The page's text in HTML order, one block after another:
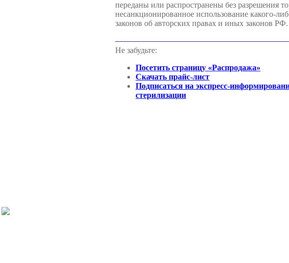
переданы или распространены без
несанкционированное использование какого-
законов об авторских правах и иных законов РФ.
Не забудьте:
Посетить страницу «Распродажа»
Скачать прайс-лист
Подписаться на экспресс-
стерилизации